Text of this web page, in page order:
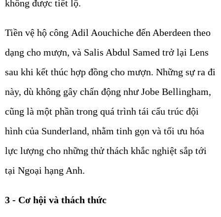
không được tiết lộ.
Tiền vệ hộ công Adil Aouchiche đến Aberdeen theo
dạng cho mượn, và Salis Abdul Samed trở lại Lens
sau khi kết thúc hợp đồng cho mượn. Những sự ra đi
này, dù không gây chấn động như Jobe Bellingham,
cũng là một phần trong quá trình tái cấu trúc đội
hình của Sunderland, nhằm tinh gọn và tối ưu hóa
lực lượng cho những thử thách khắc nghiệt sắp tới
tại Ngoại hạng Anh.
3 - Cơ hội và thách thức